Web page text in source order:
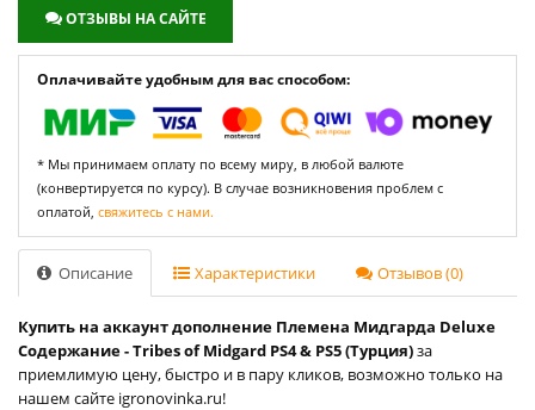
ОТЗЫВЫ НА САЙТЕ
Оплачивайте удобным для вас способом:
* Мы принимаем оплату по всему миру, в любой валюте
(конвертируется по курсу). В случае возникновения проблем с
оплатой, свяжитесь с нами.
Описание Характеристики Отзывов (0)
Купить на аккаунт дополнение Племена Мидгарда Deluxe
Содержание - Tribes of Midgard PS4 & PS5 (Турция)за
приемлимую цену, быстро и в пару кликов, возможно только на
нашем сайте igronovinka.ru!